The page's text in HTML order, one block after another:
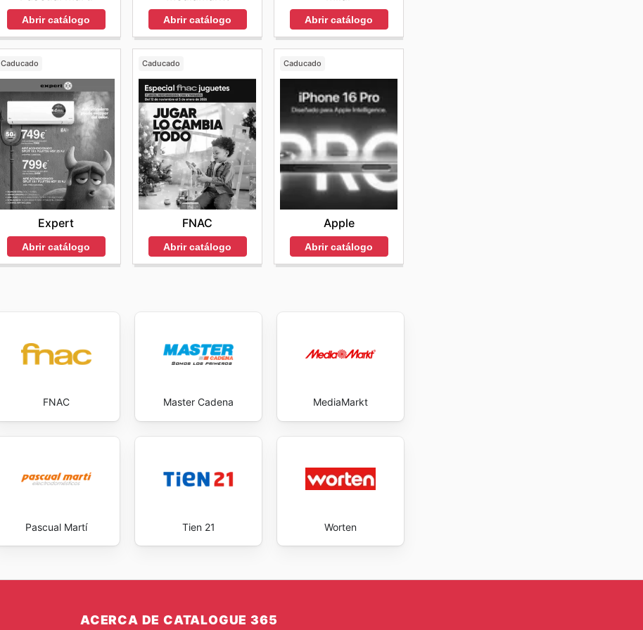
Abrir catálogo Abrir catálogo Abrir catálogo
Caducado
Expert
Abrir catálogo
Caducado
FNAC
Abrir catálogo
Caducado
Apple
Abrir catálogo
FNAC Master Cadena MediaMarkt
Pascual Martí Tien 21 Worten
ACERCA DE CATALOGUE 365